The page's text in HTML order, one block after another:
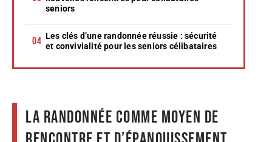
seniors
Les clés d’une randonnée réussie : sécurité
et convivialité pour les seniors célibataires
La randonnée comme moyen de